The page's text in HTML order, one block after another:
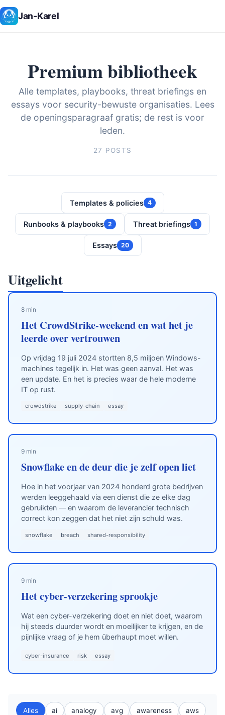
Jan-Karel
Premium bibliotheek
Alle templates, playbooks, threat briefings en
essays voor security-bewuste organisaties. Lees
de openingsparagraaf gratis; de rest is voor
leden.
27 POSTS
Templates & policies 4
Runbooks & playbooks 2 Threat briefings 1
Essays 20
Uitgelicht
8 min
Het CrowdStrike-weekend en wat het je
leerde over vertrouwen
Op vrijdag 19 juli 2024 stortten 8,5 miljoen Windows-
machines tegelijk in. Het was geen aanval. Het was
een update. En het is precies waar de hele moderne
IT op rust.
crowdstrike supply-chain essay
9 min
Snowflake en de deur die je zelf open liet
Hoe in het voorjaar van 2024 honderd grote bedrijven
werden leeggehaald via een dienst die ze elke dag
gebruikten — en waarom de leverancier technisch
correct kon zeggen dat het niet zijn schuld was.
snowflake breach shared-responsibility
9 min
Het cyber-verzekering sprookje
Wat een cyber-verzekering doet en niet doet, waarom
hij steeds duurder wordt en moeilijker te krijgen, en de
pijnlijke vraag of je hem überhaupt moet willen.
cyber-insurance risk essay
Alles ai analogy avg awareness aws